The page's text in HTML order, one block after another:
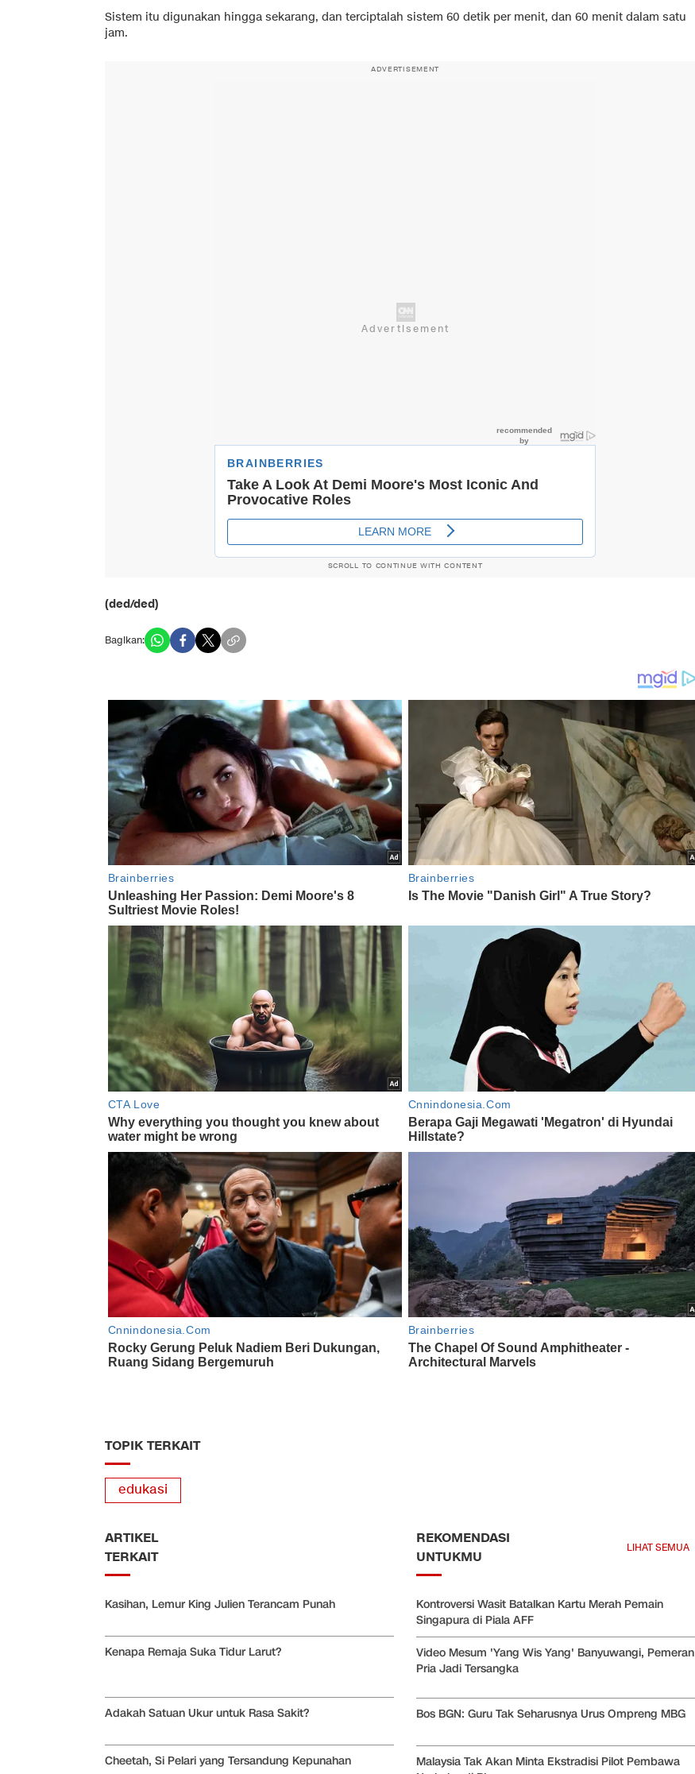
Sistem itu digunakan hingga sekarang, dan terciptalah sistem 60 detik per menit, dan 60 menit dalam satu
jam.
ADVERTISEMENT
SCROLL TO CONTINUE WITH CONTENT
(ded/ded)
Bagikan:
TOPIK TERKAIT
edukasi
ARTIKEL
TERKAIT
Kasihan, Lemur King Julien Terancam Punah
Kenapa Remaja Suka Tidur Larut?
Adakah Satuan Ukur untuk Rasa Sakit?
Cheetah, Si Pelari yang Tersandung Kepunahan
REKOMENDASI
UNTUKMU
LIHAT SEMUA
Kontroversi Wasit Batalkan Kartu Merah Pemain
Singapura di Piala AFF
Video Mesum 'Yang Wis Yang' Banyuwangi, Pemeran
Pria Jadi Tersangka
Bos BGN: Guru Tak Seharusnya Urus Ompreng MBG
Malaysia Tak Akan Minta Ekstradisi Pilot Pembawa